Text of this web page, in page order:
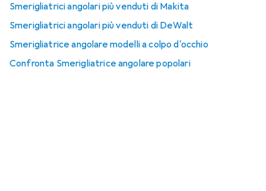
Smerigliatrici angolari più venduti di Makita
Smerigliatrici angolari più venduti di DeWalt
Smerigliatrice angolare modelli a colpo d'occhio
Confronta Smerigliatrice angolare popolari